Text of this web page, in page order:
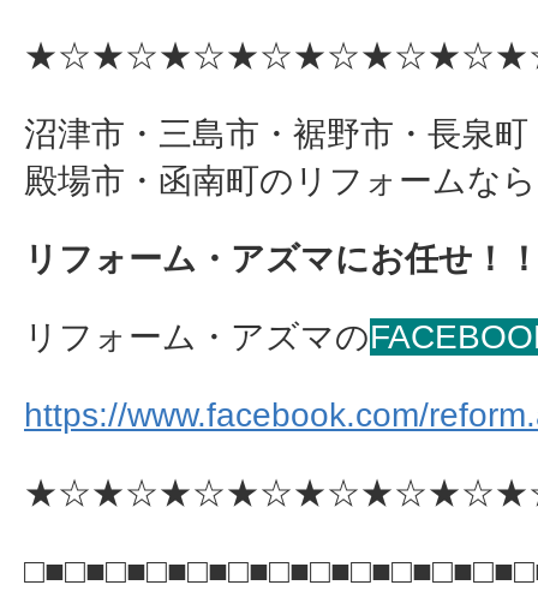
沼津市・三島市・裾野市・長泉
殿場市・函南町のリフォームな
リフォーム・アズマにお任せ！
リフォーム・アズマの
https://www.facebook.com/